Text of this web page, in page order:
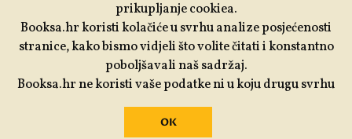
Udruga Kulturtreger je korisnik institucionalne podrške
Nacionalne zaklade za razvoj civilnoga društva za
stabilizaciju i/ili razvoj udruge u području demokratizacije i
društvenog razvoja.
prikupljanje cookiea.
Booksa.hr koristi kolačiće u svrhu analize posjećenosti
stranice, kako bismo vidjeli što volite čitati i konstantno
poboljšavali naš sadržaj.
Booksa.hr ne koristi vaše podatke ni u koju drugu svrhu
OK